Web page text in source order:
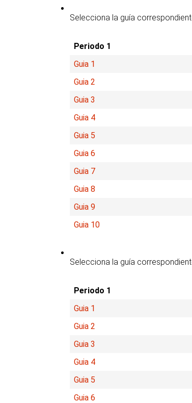
Selecciona la guía
Periodo 1
Guia 1
Guia 2
Guia 3
Guia 4
Guia 5
Guia 6
Guia 7
Guia 8
Guia 9
Guia 10
Selecciona la guía
Periodo 1
Guia 1
Guia 2
Guia 3
Guia 4
Guia 5
Guia 6